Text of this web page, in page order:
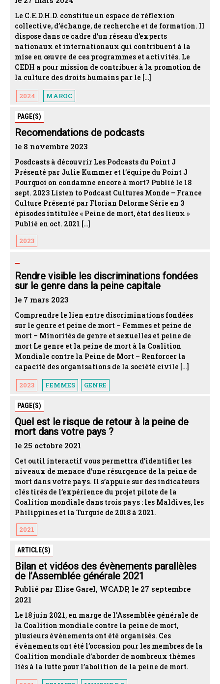
Le C.E.D.H.D. constitue un espace de réflexion
collective, d’échange, de recherche et de formation. Il
dispose dans ce cadre d’un réseau d’experts
nationaux et internationaux qui contribuent à la
mise en œuvre de ces programmes et activités. Le
CEDH a pour mission de contribuer à la promotion de
la culture des droits humains par le […]
2024 MAROC
PAGE(S)
Recomendations de podcasts
le 8 novembre 2023
Posdcasts à découvrir Les Podcasts du Point J
Présenté par Julie Kummer et l’équipe du Point J
Pourquoi on condamne encore à mort? Publié le 18
sept. 2023 Listen to Podcast Cultures Monde – France
Culture Présenté par Florian Delorme Série en 3
épisodes intitulée « Peine de mort, état des lieux »
Publié en oct. 2021 […]
2023
Rendre visible les discriminations fondées
sur le genre dans la peine capitale
le 7 mars 2023
Comprendre le lien entre discriminations fondées
sur le genre et peine de mort – Femmes et peine de
mort – Minorités de genre et sexuelles et peine de
mort Le genre et la peine de mort à la Coalition
Mondiale contre la Peine de Mort – Renforcer la
capacité des organisations de la société civile […]
2023 FEMMES GENRE
PAGE(S)
Quel est le risque de retour à la peine de
mort dans votre pays ?
le 25 octobre 2021
Cet outil interactif vous permettra d’identifier les
niveaux de menace d’une résurgence de la peine de
mort dans votre pays. Il s’appuie sur des indicateurs
clés tirés de l’expérience du projet pilote de la
Coalition mondiale dans trois pays : les Maldives, les
Philippines et la Turquie de 2018 à 2021.
2021
ARTICLE(S)
Bilan et vidéos des évènements parallèles
de l’Assemblée générale 2021
Publié par Elise Garel, WCADP, le 27 septembre
2021
Le 18 juin 2021, en marge de l’Assemblée générale de
la Coalition mondiale contre la peine de mort,
plusieurs évènements ont été organisés. Ces
évènements ont été l’occasion pour les membres de la
Coalition mondiale d’aborder de nombreux thèmes
liés à la lutte pour l’abolition de la peine de mort.